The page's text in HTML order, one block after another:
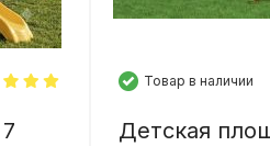
Товар в наличии
Детская